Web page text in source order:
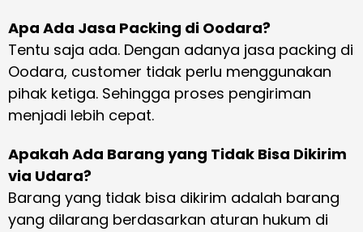
Apa Ada Jasa Packing di Oodara?
Tentu saja ada. Dengan adanya jasa packing di
Oodara, customer tidak perlu menggunakan
pihak ketiga. Sehingga proses pengiriman
menjadi lebih cepat.
Apakah Ada Barang yang Tidak Bisa Dikirim
via Udara?
Barang yang tidak bisa dikirim adalah barang
yang dilarang berdasarkan aturan hukum di